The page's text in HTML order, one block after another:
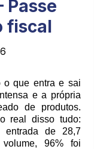
Passe
fiscal
o que entra e sai
e a própria
de produtos.
real disso tudo:
de 28,7
96% foi